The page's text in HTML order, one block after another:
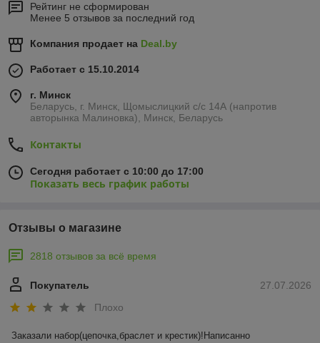
Рейтинг не сформирован
Менее 5 отзывов за последний год
Компания продает на Deal.by
Работает с 15.10.2014
г. Минск
Беларусь, г. Минск, Щомыслицкий с/с 14А (напротив
авторынка Малиновка), Минск, Беларусь
Контакты
Сегодня работает с 10:00 до 17:00
Показать весь график работы
Отзывы о магазине
2818 отзывов за всё время
27.07.2026
Покупатель
Плохо
Заказали набор(цепочка,браслет и крестик)!Написанно